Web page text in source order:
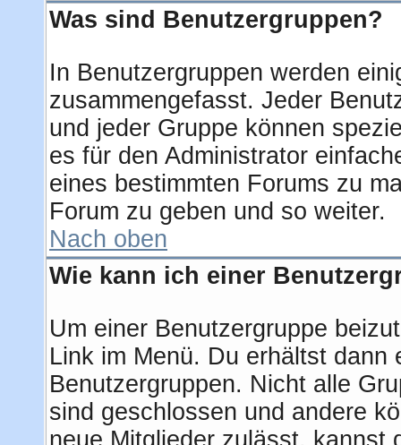
Was sind Benutzergruppen?
In Benutzergruppen werden
zusammengefasst. Jeder
und jeder Gruppe können
es für den Administrator
eines bestimmten Forums zu
Forum zu geben und so weiter.
Nach oben
Wie kann ich einer
Um einer Benutzergruppe
Link im Menü. Du erhältst dann
Benutzergruppen. Nicht alle
sind geschlossen und andere
neue Mitglieder zulässt, kannst